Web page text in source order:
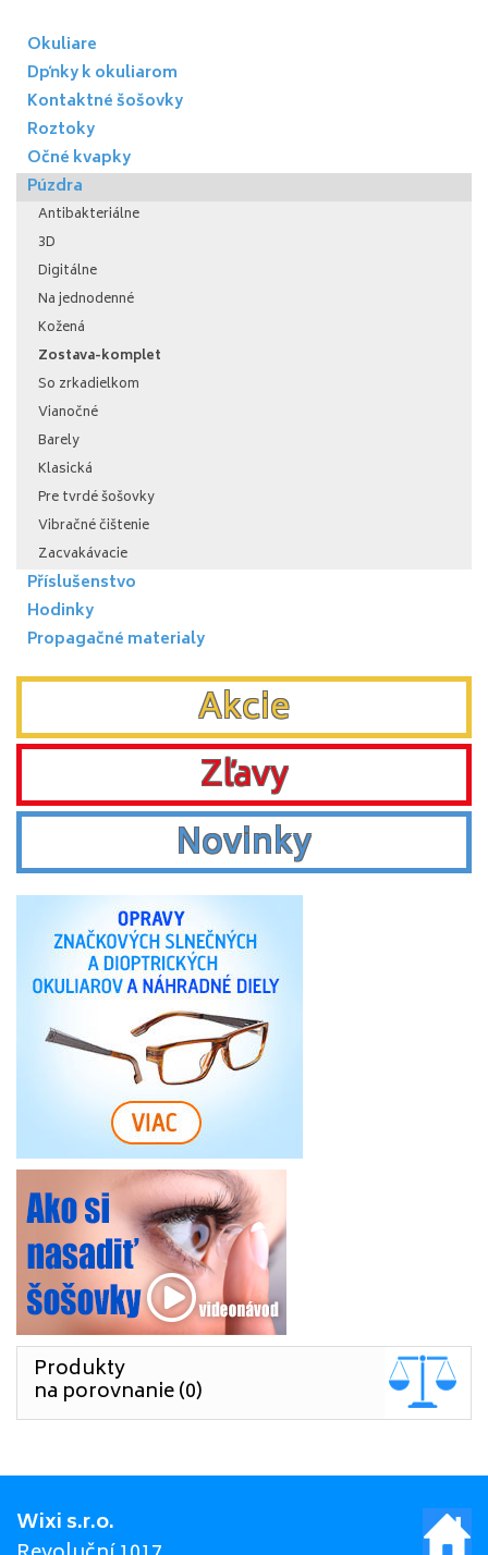
Okuliare
Dpňky k okuliarom
Kontaktné šošovky
Roztoky
Očné kvapky
Púzdra
Antibakteriálne
3D
Digitálne
Na jednodenné
Kožená
Zostava-komplet
So zrkadielkom
Vianočné
Barely
Klasická
Pre tvrdé šošovky
Vibračné čištenie
Zacvakávacie
Příslušenstvo
Hodinky
Propagačné materialy
Akcie
Zľavy
Novinky
Produkty
na porovnanie (0)
Wixi s.r.o.